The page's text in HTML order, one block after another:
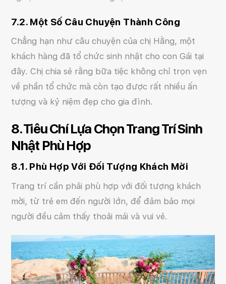
7.2. Một Số Câu Chuyện Thành Công
Chẳng hạn như câu chuyện của chị Hằng, một
khách hàng đã tổ chức sinh nhật cho con Gái tại
đây. Chị chia sẻ rằng bữa tiệc không chỉ trọn vẹn
về phần tổ chức mà còn tạo được rất nhiều ấn
tượng và kỷ niệm đẹp cho gia đình.
8. Tiêu Chí Lựa Chọn Trang Trí Sinh
Nhật Phù Hợp
8.1. Phù Hợp Với Đối Tượng Khách Mời
Trang trí cần phải phù hợp với đối tượng khách
mời, từ trẻ em đến người lớn, để đảm bảo mọi
người đều cảm thấy thoải mái và vui vẻ.